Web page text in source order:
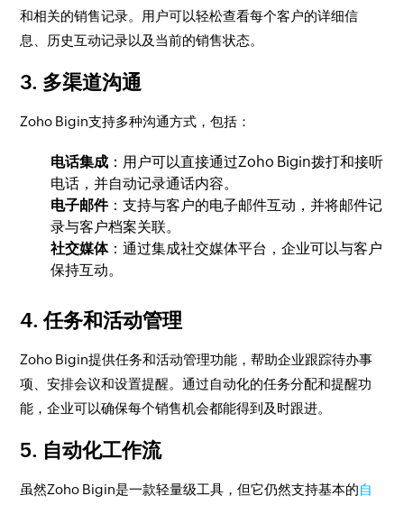
和相关的销售记录。用户可以轻松查看每个客户的详细信
息、历史互动记录以及当前的销售状态。
3. 多渠道沟通
Zoho Bigin支持多种沟通方式，包括：
电话集成 ：用户可以直接通过Zoho Bigin拨打和接听
电话，并自动记录通话内容。
电子邮件：支持与客户的电子邮件互动，并将邮件记
录与客户档案关联。
社交媒体：通过集成社交媒体平台，企业可以与客户
保持互动。
4.任务和活动管理
Zoho Bigin提供任务和活动管理功能，帮助企业跟踪待办事
项、安排会议和设置提醒。通过自动化的任务分配和提醒功
能，企业可以确保每个销售机会都能得到及时跟进。
5. 自动化工作流
虽然Zoho Bigin是一款轻量级工具，但它仍然支持基本的自